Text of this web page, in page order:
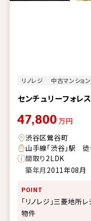
リノレジ 中古マンション
センチュリーフォレ
47,800 万円
渋谷区鶯谷町
山手線「渋谷」駅
間取り2LDK
築年月 2011年08月
POINT
「リノレジ」三菱地所
物件